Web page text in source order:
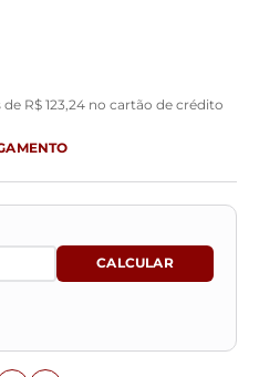
de R$ 123 24 no cartão de crédito